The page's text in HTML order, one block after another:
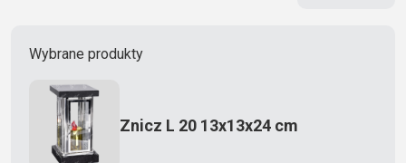
Wybrane produkty
Znicz L 20 13x13x24 cm